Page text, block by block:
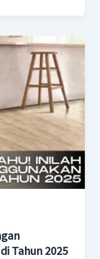
Tahun 2025